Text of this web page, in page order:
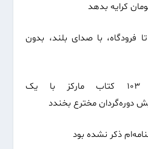
فرودگاه، با صدای بلند، بدون
بلد بود در صفحه‌ی ۱۰۳ کتاب مارکز با یک
ذکر نشده بود